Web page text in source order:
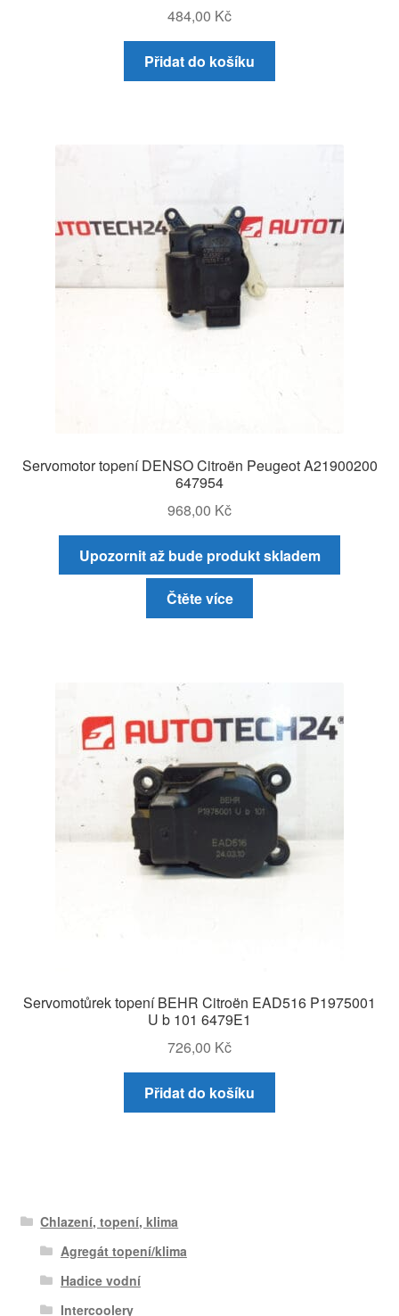
484,00 Kč
Přidat do košíku
Servomotor topení DENSO Citroën Peugeot A21900200
647954
968,00 Kč
Upozornit až bude produkt skladem
Čtěte více
Servomotůrek topení BEHR Citroën EAD516 P1975001
U b 101 6479E1
726,00 Kč
Přidat do košíku
Chlazení, topení, klima
Agregát topení/klima
Hadice vodní
Intercoolery